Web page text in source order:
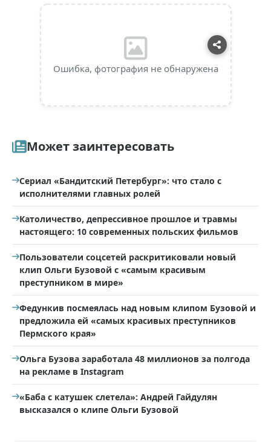
Ошибка, фотография не обнаружена
Может заинтересовать
Сериал «Бандитский Петербург»: что стало с
исполнителями главных ролей
Католичество, депрессивное прошлое и травмы
настоящего: 10 современных польских фильмов
Пользователи соцсетей раскритиковали новый
клип Ольги Бузовой с «самым красивым
преступником в мире»
Федункив посмеялась над новым клипом Бузовой и
предложила ей «самых красивых преступников
Пермского края»
Ольга Бузова заработала 48 миллионов за полгода
на рекламе в Instagram
«Баба с катушек слетела»: Андрей Гайдулян
высказался о клипе Ольги Бузовой